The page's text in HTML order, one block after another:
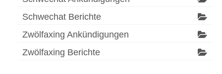
Schwechat Berichte
Zwölfaxing Ankündigungen
Zwölfaxing Berichte